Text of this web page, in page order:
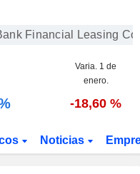
Financial Leasing
Varia. 1 de
enero.
-18,60 %
Noticias